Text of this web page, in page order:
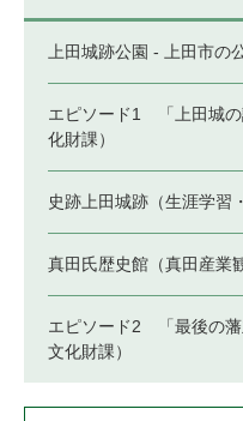
上田城跡公園 - 上田市の
エピソード1 「上田城
化財課）
史跡上田城跡（生涯学習
真田氏歴史館（真田産業
エピソード2 「最後の藩
文化財課）